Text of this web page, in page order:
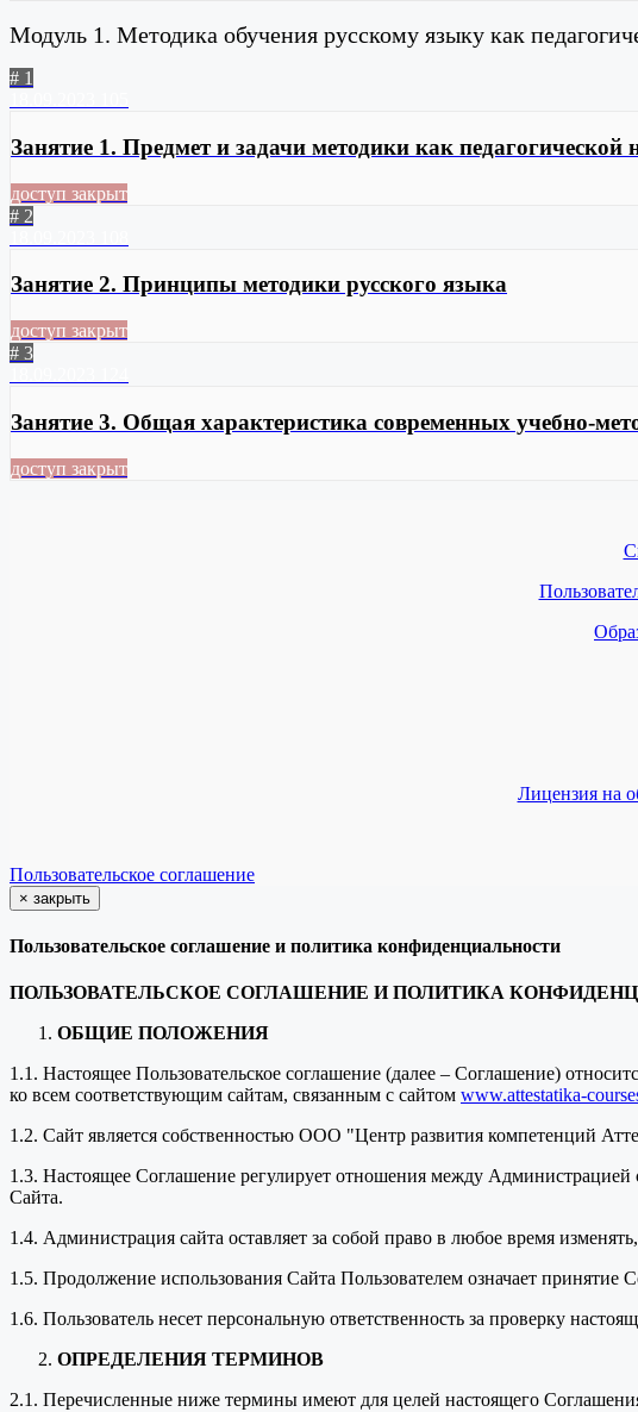
Модуль 1. Методика обучения русскому языку как
# 1
Занятие 1. Предмет и задачи методики как педагогической
доступ закрыт
# 2
Занятие 2. Принципы методики русского языка
доступ закрыт
# 3
Занятие 3. Общая характеристика современных учебно-
доступ закрыт
Лицензия на
Пользовательское соглашение
× закрыть
Пользовательское соглашение и политика конфиденциальности
ПОЛЬЗОВАТЕЛЬСКОЕ СОГЛАШЕНИЕ И ПОЛИТИКА
ОБЩИЕ ПОЛОЖЕНИЯ
1.1. Настоящее Пользовательское соглашение (далее – Соглашение)
ко всем соответствующим сайтам, связанным с сайтом www.attestatika-
1.2. Сайт является собственностью ООО "Центр развития компетенций
1.3. Настоящее Соглашение регулирует отношения между
Сайта.
1.4. Администрация сайта оставляет за собой право в любое время
1.5. Продолжение использования Сайта Пользователем означает
1.6. Пользователь несет персональную ответственность за проверку
ОПРЕДЕЛЕНИЯ ТЕРМИНОВ
2.1. Перечисленные ниже термины имеют для целей настоящего